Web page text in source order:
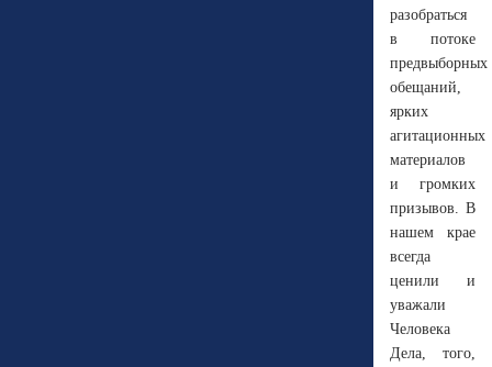
разобраться
в потоке
предвыборных
обещаний,
ярких
агитационных
материалов
и громких
призывов. В
нашем крае
всегда
ценили и
уважали
Человека
Дела, того,